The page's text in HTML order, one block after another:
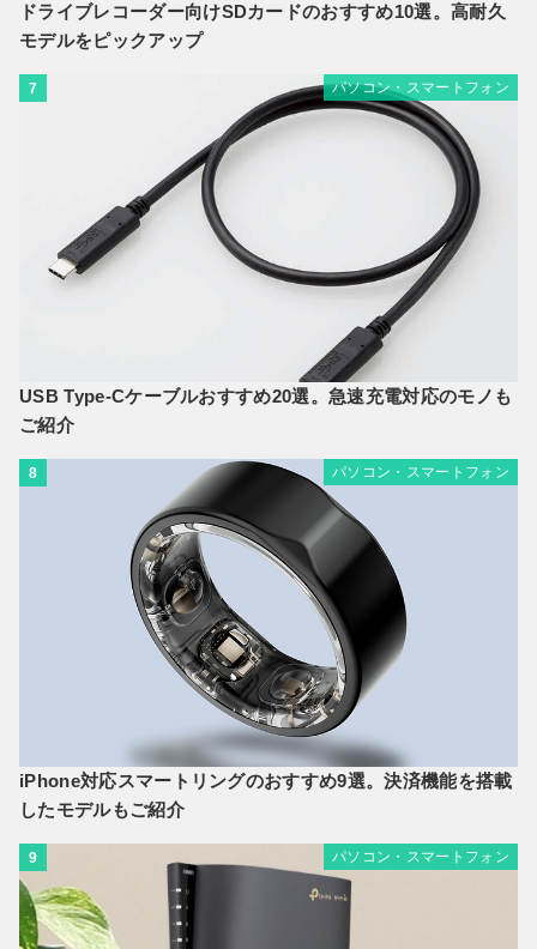
ドライブレコーダー向けSDカードのおすすめ10選。高耐久
モデルをピックアップ
7 パソコン・スマートフォン
USB Type-Cケーブルおすすめ20選。急速充電対応のモノも
ご紹介
8 パソコン・スマートフォン
iPhone対応スマートリングのおすすめ9選。決済機能を搭載
したモデルもご紹介
9 パソコン・スマートフォン